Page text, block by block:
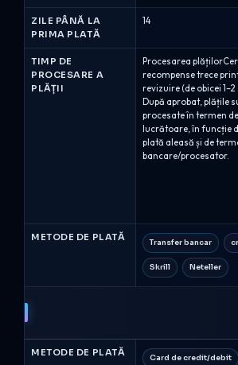
ZILE PÂNĂ LA
PRIMA PLATĂ
14
TIMP DE
PROCESARE A
PLĂȚII
Procesarea
recompense trece
revizuire (de obicei
După aprobat, plățile
procesate în termen de
lucrătoare, în funcție
plată aleasă și de
bancare/procesator.
METODE DE PLATĂ Transfer bancar
Skrill Neteller
METODE DE PLATĂ Card de credit/debit